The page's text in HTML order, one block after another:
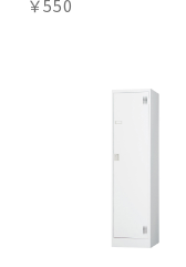
￥550